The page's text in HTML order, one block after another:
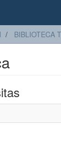
BIBLIOTECA